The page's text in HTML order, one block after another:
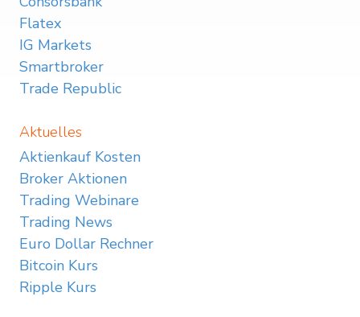
Flatex
IG Markets
Smartbroker
Trade Republic
Aktuelles
Aktienkauf Kosten
Broker Aktionen
Trading Webinare
Trading News
Euro Dollar Rechner
Bitcoin Kurs
Ripple Kurs